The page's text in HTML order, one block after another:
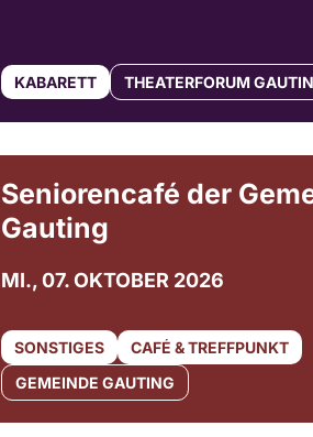
KABARETT THEATERFORUM
Seniorencafé der
Gauting
MI., 07. OKTOBER 2026
SONSTIGES
CAFÉ & TREFFPUNKT
GEMEINDE GAUTING